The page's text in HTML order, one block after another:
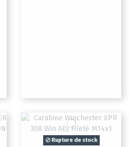
Rupture de stock